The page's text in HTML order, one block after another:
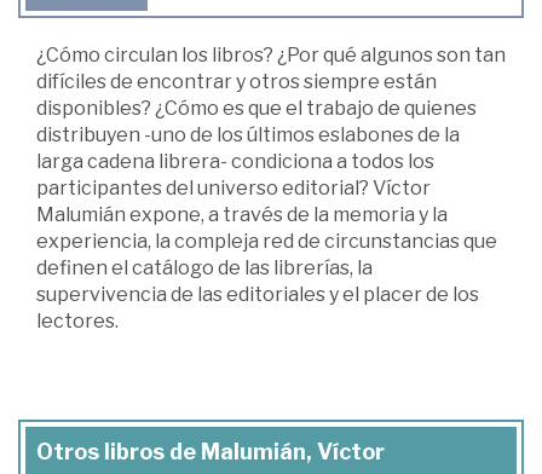
¿Cómo circulan los libros? ¿Por qué algunos son tan
difíciles de encontrar y otros siempre están
disponibles? ¿Cómo es que el trabajo de quienes
distribuyen -uno de los últimos eslabones de la
larga cadena librera- condiciona a todos los
participantes del universo editorial? Víctor
Malumián expone, a través de la memoria y la
experiencia, la compleja red de circunstancias que
definen el catálogo de las librerías, la
supervivencia de las editoriales y el placer de los
lectores.
Otros libros de Malumián, Víctor